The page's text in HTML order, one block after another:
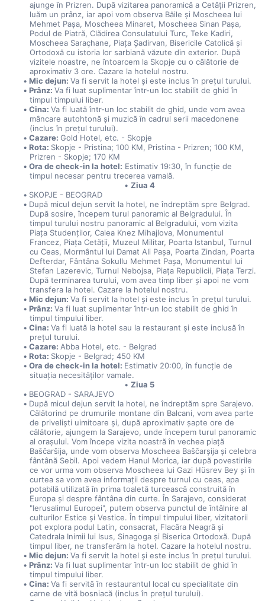
ajunge în Prizren. După vizitarea panoramică a Cetății Prizren,
luăm un prânz, iar apoi vom observa Băile și Moscheea lui
Mehmet Pașa, Moscheea Minaret, Moscheea Sinan Pașa,
Podul de Piatră, Clădirea Consulatului Turc, Teke Kadiri,
Moscheea Saraçhane, Piața Şadirvan, Bisericile Catolică și
Ortodoxă cu istoria lor sarbiană văzute din exterior. După
vizitele noastre, ne întoarcem la Skopje cu o călătorie de
aproximativ 3 ore. Cazare la hotelul nostru.
Mic dejun: Va fi servit la hotel și este inclus în prețul turului.
Prânz: Va fi luat suplimentar într-un loc stabilit de ghid în
timpul timpului liber.
Cina: Va fi luată într-un loc stabilit de ghid, unde vom avea
mâncare autohtonă și muzică în cadrul serii macedonene
(inclus în prețul turului).
Cazare: Gold Hotel, etc. - Skopje
Rota: Skopje - Pristina; 100 KM, Pristina - Prizren; 100 KM,
Prizren - Skopje; 170 KM
Ora de check-in la hotel: Estimativ 19:30, în funcție de
timpul necesar pentru trecerea vamală.
Ziua 4
SKOPJE - BEOGRAD
După micul dejun servit la hotel, ne îndreptăm spre Belgrad.
După sosire, începem turul panoramic al Belgradului. În
timpul turului nostru panoramic al Belgradului, vom vizita
Piața Studenților, Calea Knez Mihajlova, Monumentul
Francez, Piața Cetății, Muzeul Militar, Poarta Istanbul, Turnul
cu Ceas, Mormântul lui Damat Ali Pașa, Poarta Zindan, Poarta
Defterdar, Fântâna Sokullu Mehmet Pașa, Monumentul lui
Stefan Lazerevic, Turnul Nebojsa, Piața Republicii, Piața Terzi.
După terminarea turului, vom avea timp liber și apoi ne vom
transfera la hotel. Cazare la hotelul nostru.
Mic dejun: Va fi servit la hotel și este inclus în prețul turului.
Prânz: Va fi luat suplimentar într-un loc stabilit de ghid în
timpul timpului liber.
Cina: Va fi luată la hotel sau la restaurant și este inclusă în
prețul turului.
Cazare: Abba Hotel, etc. - Belgrad
Rota: Skopje - Belgrad; 450 KM
Ora de check-in la hotel: Estimativ 20:00, în funcție de
situația necesităților vamale.
Ziua 5
BEOGRAD - SARAJEVO
După micul dejun servit la hotel, ne îndreptăm spre Sarajevo.
Călătorind pe drumurile montane din Balcani, vom avea parte
de priveliști uimitoare și, după aproximativ șapte ore de
călătorie, ajungem la Sarajevo, unde începem turul panoramic
al orașului. Vom începe vizita noastră în vechea piață
Baščaršija, unde vom observa Moscheea Baščarșija și celebra
fântână Sebil. Apoi vedem Hanul Morica, iar după povestirile
ce vor urma vom observa Moscheea lui Gazi Hüsrev Bey și în
curtea sa vom avea informații despre turnul cu ceas, apa
potabilă utilizată în prima toaletă turcească construită în
Europa și despre fântâna din curte. În Sarajevo, considerat
"Ierusalimul Europei", putem observa punctul de întâlnire al
culturilor Estice și Vestice. În timpul timpului liber, vizitatorii
pot explora podul Latin, consacrat, Flacăra Neagră și
Catedrala Inimii lui Isus, Sinagoga și Biserica Ortodoxă. După
timpul liber, ne transferăm la hotel. Cazare la hotelul nostru.
Mic dejun: Va fi servit la hotel și este inclus în prețul turului.
Prânz: Va fi luat suplimentar într-un loc stabilit de ghid în
timpul timpului liber.
Cina: Va fi servită în restaurantul local cu specialitate din
carne de vită bosniacă (inclus în prețul turului).